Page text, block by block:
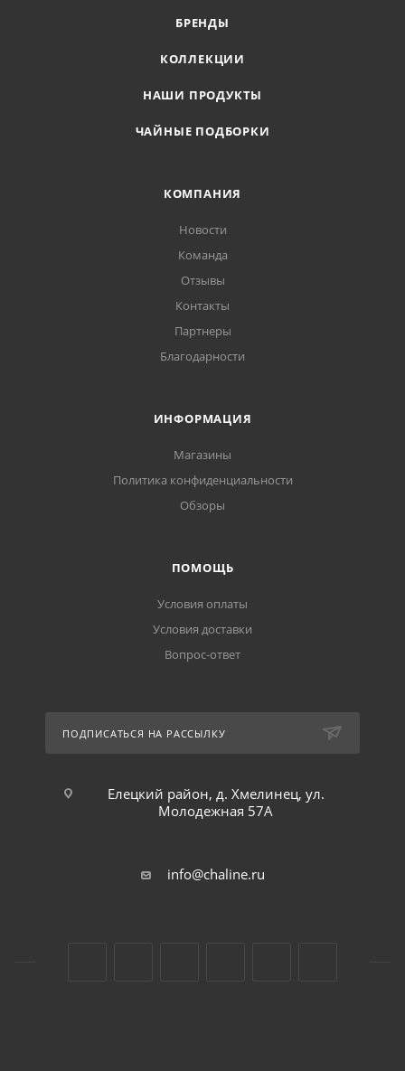
БРЕНДЫ
КОЛЛЕКЦИИ
НАШИ ПРОДУКТЫ
ЧАЙНЫЕ ПОДБОРКИ
КОМПАНИЯ
Новости
Команда
Отзывы
Контакты
Партнеры
Благодарности
ИНФОРМАЦИЯ
Магазины
Политика конфиденциальности
Обзоры
ПОМОЩЬ
Условия оплаты
Условия доставки
Вопрос-ответ
ПОДПИСАТЬСЯ НА РАССЫЛКУ
Елецкий район, д. Хмелинец, ул.
Молодежная 57А
info@chaline.ru